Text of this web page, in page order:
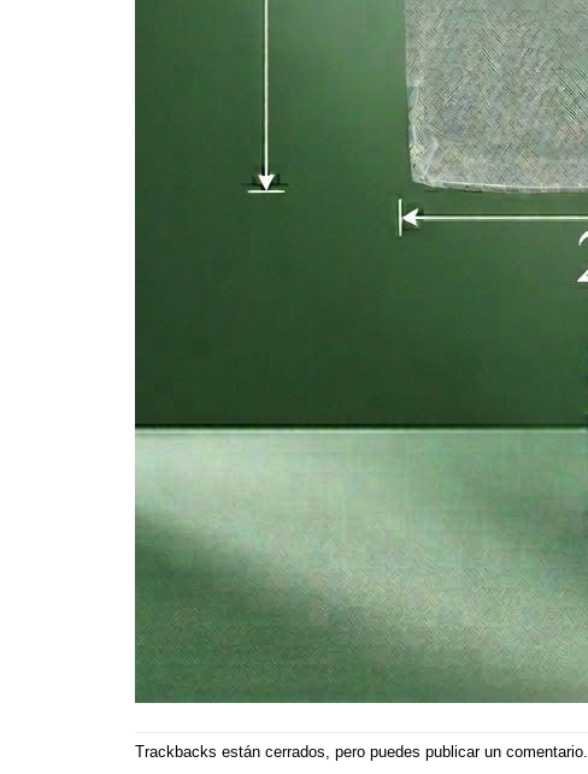
Trackbacks están cerrados, pero puedes publicar un comentario.